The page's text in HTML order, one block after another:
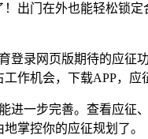
！出门在外也能轻松锁定
录网页版期待的应征
作机会，下载APP，应
一步完善。查看应征
掌控你的应征规划了。